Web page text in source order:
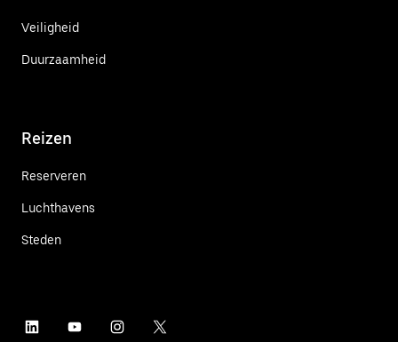
Veiligheid
Duurzaamheid
Reizen
Reserveren
Luchthavens
Steden